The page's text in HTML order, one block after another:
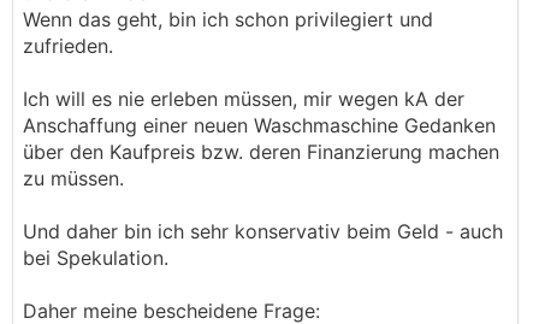
Wenn das geht, bin ich schon privilegiert und
zufrieden.
Ich will es nie erleben müssen, mir wegen kA der
Anschaffung einer neuen Waschmaschine Gedanken
über den Kaufpreis bzw. deren Finanzierung machen
zu müssen.
Und daher bin ich sehr konservativ beim Geld - auch
bei Spekulation.
Daher meine bescheidene Frage: